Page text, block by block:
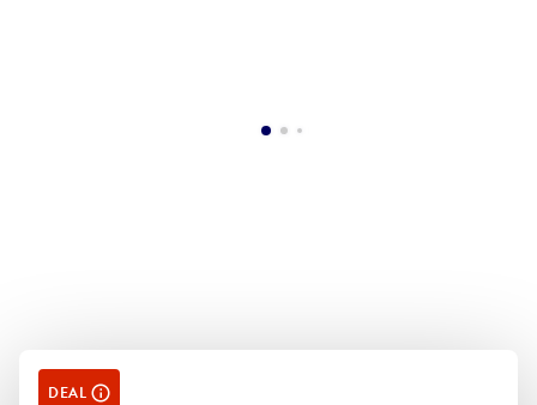
DEAL